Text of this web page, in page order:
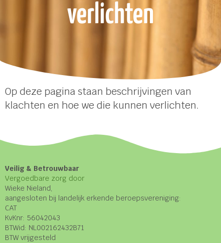
verlichten
Op deze pagina staan beschrijvingen van
klachten en hoe we die kunnen verlichten.
Veilig & Betrouwbaar
Vergoedbare zorg door
Wieke Nieland,
aangesloten bij landelijk erkende beroepsvereniging:
CAT
KvKnr: 56042043
BTWid: NL002162432B71
BTW vrijgesteld